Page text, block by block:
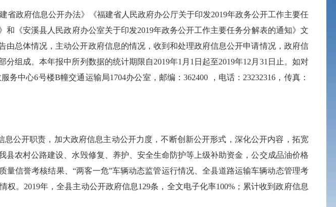
省政府信息公开办法》《福建省人民政府办公厅关于印发2019年政务公开工作主要任
和《安溪县 人民政府办公室关于印发2019年政务公开工作主要任务分解表的通知》 文
由总体情况，主动公开政府信息的情况，收到和处理政府信息公开申请情况，政府信
组成。本年报中所列数据的统计期限自2019年1月1日起至2019年12月31日止。 如对
务中心6号楼B幢交通运输局1704办公室 ，邮编：362400 ，电话：23232316， 传真：
公开职责，加大政府信息主动公开力度，不断创新公开形式，深化公开内容，拓宽
县农村公路建设、水毁修复、养护、安全生命防护等上级补助资金，公交成品油价格
量信誉考核结果、 “两客一危”车辆动态监管运行情况、全县道路运输车辆动态管理考
权。 2019年，全县主动公开政府信息129条，全文电子化率100%；累计收到政府信息